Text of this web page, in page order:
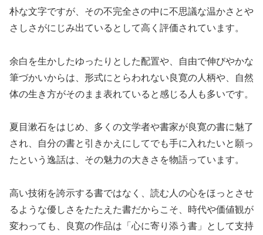
朴な文字ですが、その不完全さの中に不思議な温かさとや
さしさがにじみ出ているとして高く評価されています。
余白を生かしたゆったりとした配置や、自由で伸びやかな
筆づかいからは、形式にとらわれない良寛の人柄や、自然
体の生き方がそのまま表れていると感じる人も多いです。
夏目漱石をはじめ、多くの文学者や書家が良寛の書に魅了
され、自分の書と引きかえにしてでも手に入れたいと願っ
たという逸話は、その魅力の大きさを物語っています。
高い技術を誇示する書ではなく、読む人の心をほっとさせ
るような優しさをたたえた書だからこそ、時代や価値観が
変わっても、良寛の作品は「心に寄り添う書」として支持